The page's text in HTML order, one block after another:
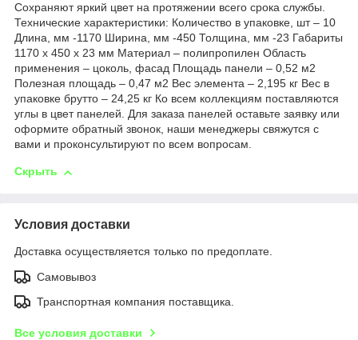
Сохраняют яркий цвет на протяжении всего срока службы.
Технические характеристики: Количество в упаковке, шт – 10
Длина, мм -1170 Ширина, мм -450 Толщина, мм -23 Габариты
1170 x 450 x 23 мм Материал – полипропилен Область
применения – цоколь, фасад Площадь панели – 0,52 м2
Полезная площадь – 0,47 м2 Вес элемента – 2,195 кг Вес в
упаковке брутто – 24,25 кг Ко всем коллекциям поставляются
углы в цвет панелей. Для заказа панелей оставьте заявку или
оформите обратный звонок, наши менеджеры свяжутся с
вами и проконсультируют по всем вопросам.
Скрыть
Условия доставки
Доставка осуществляется только по предоплате.
Самовывоз
Транспортная компания поставщика.
Все условия доставки